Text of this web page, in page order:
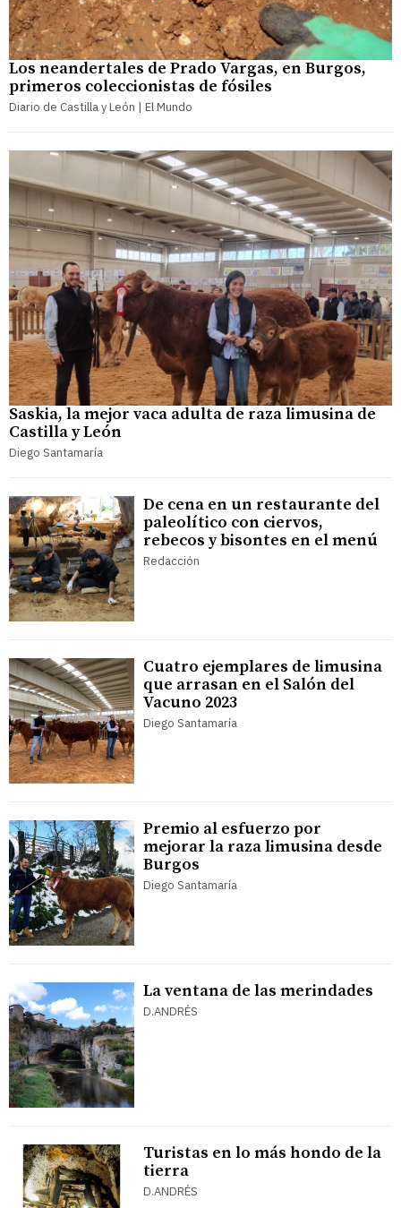
Los neandertales de Prado Vargas, en Burgos,
primeros coleccionistas de fósiles
Diario de Castilla y León | El Mundo
Saskia, la mejor vaca adulta de raza limusina de
Castilla y León
Diego Santamaría
De cena en un restaurante del
paleolítico con ciervos,
rebecos y bisontes en el menú
Redacción
Cuatro ejemplares de limusina
que arrasan en el Salón del
Vacuno 2023
Diego Santamaría
Premio al esfuerzo por
mejorar la raza limusina desde
Burgos
Diego Santamaría
La ventana de las merindades
D.ANDRÉS
Turistas en lo más hondo de la
tierra
D.ANDRÉS